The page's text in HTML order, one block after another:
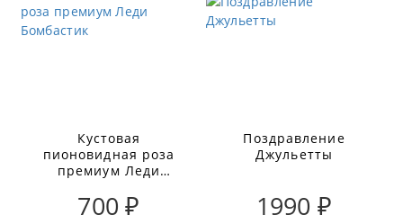
Кустовая
пионовидная роза
премиум Леди
700 ₽
Поздравление
Джульетты
1990 ₽